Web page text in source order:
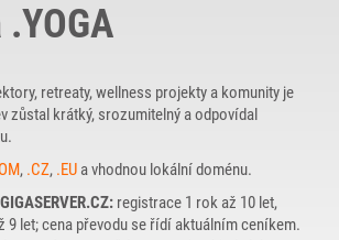
retreaty, wellness projekty a komunity je
zůstal krátký, srozumitelný a odpovídal
, .CZ, .EU a vhodnou lokální doménu.
registrace 1 rok až 10 let,
9 let; cena převodu se řídí aktuálním ceníkem.